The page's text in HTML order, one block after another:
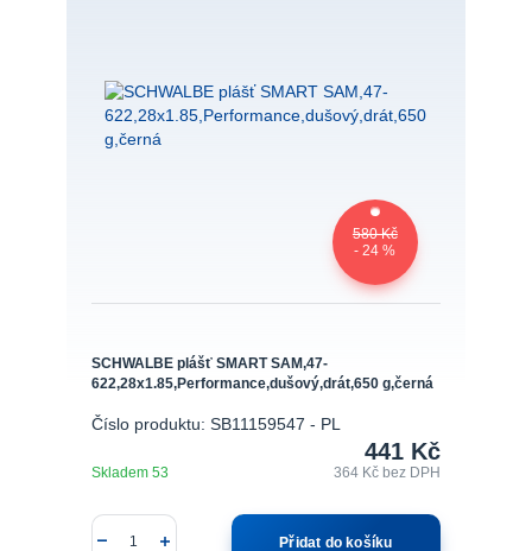
580 Kč
- 24 %
SCHWALBE plášť SMART SAM,47-
622,28x1.85,Performance,dušový,drát,650 g,černá
Číslo produktu: SB11159547 - PL
441 Kč
364 Kčbez DPH
Skladem 53
Přidat do košíku